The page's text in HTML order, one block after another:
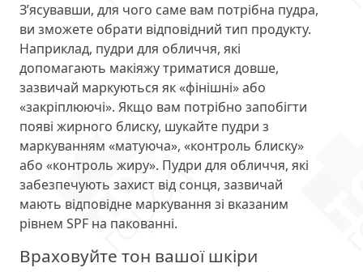
З’ясувавши, для чого саме вам потрібна пудра,
ви зможете обрати відповідний тип продукту.
Наприклад, пудри для обличчя, які
допомагають макіяжу триматися довше,
зазвичай маркуються як «фінішні» або
«закріплюючі». Якщо вам потрібно запобігти
появі жирного блиску, шукайте пудри з
маркуванням «матуюча», «контроль блиску»
або «контроль жиру». Пудри для обличчя, які
забезпечують захист від сонця, зазвичай
мають відповідне маркування зі вказаним
рівнем SPF на пакованні.
Враховуйте тон вашої шкіри